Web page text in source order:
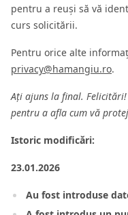
pentru a reuși să vă
curs solicitării.
Pentru orice alte
privacy@hamangiu.ro.
Ați ajuns la final.
pentru a afla cum vă
Istoric modificări:
23.01.2026
Au fost introduse